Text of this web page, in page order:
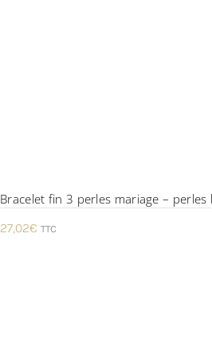
Bracelet fin 3 perles mariage –
27,02€ TTC